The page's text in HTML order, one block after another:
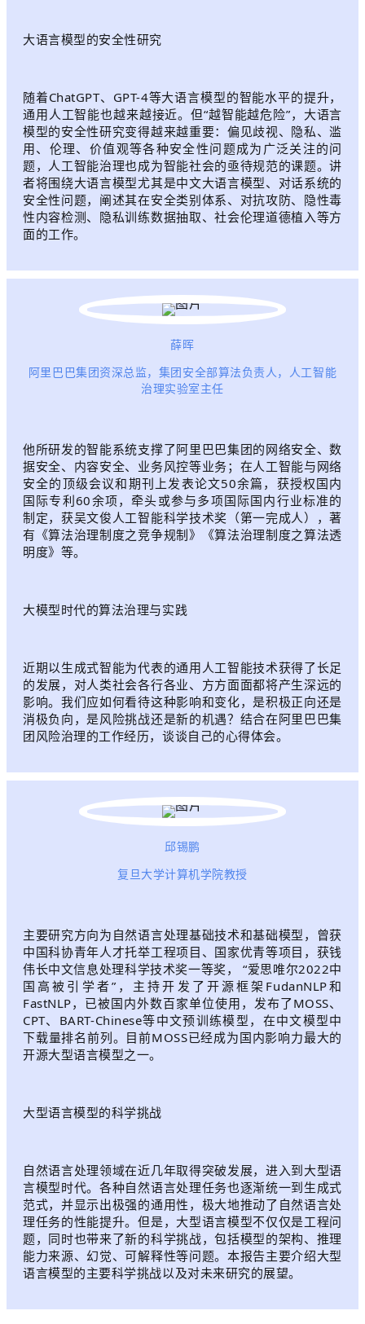
大语言模型的安全性研究
随着ChatGPT、GPT-4等大语言模型的智能水平的提升，
通用人工智能也越来越接近。但“越智能越危险”，大语言
模型的安全性研究变得越来越重要：偏见歧视、隐私、滥
用、伦理、价值观等各种安全性问题成为广泛关注的问
题，人工智能治理也成为智能社会的亟待规范的课题。讲
者将围绕大语言模型尤其是中文大语言模型、对话系统的
安全性问题，阐述其在安全类别体系、对抗攻防、隐性毒
性内容检测、隐私训练数据抽取、社会伦理道德植入等方
面的工作。
薛晖
阿里巴巴集团资深总监，集团安全部算法负责人，人工智能
治理实验室主任
他所研发的智能系统支撑了阿里巴巴集团的网络安全、数
据安全、内容安全、业务风控等业务；在人工智能与网络
安全的顶级会议和期刊上发表论文50余篇，获授权国内
国际专利60余项，牵头或参与多项国际国内行业标准的
制定，获吴文俊人工智能科学技术奖（第一完成人），著
有《算法治理制度之竞争规制》《算法治理制度之算法透
明度》等。
大模型时代的算法治理与实践
近期以生成式智能为代表的通用人工智能技术获得了长足
的发展，对人类社会各行各业、方方面面都将产生深远的
影响。我们应如何看待这种影响和变化，是积极正向还是
消极负向，是风险挑战还是新的机遇？结合在阿里巴巴集
团风险治理的工作经历，谈谈自己的心得体会。
邱锡鹏
复旦大学计算机学院教授
主要研究方向为自然语言处理基础技术和基础模型，曾获
中国科协青年人才托举工程项目、国家优青等项目，获钱
伟长中文信息处理科学技术奖一等奖， “爱思唯尔2022中
国高被引学者”，主持开发了开源框架FudanNLP和
FastNLP，已被国内外数百家单位使用，发布了MOSS、
CPT、BART-Chinese等中文预训练模型，在中文模型中
下载量排名前列。目前MOSS已经成为国内影响力最大的
开源大型语言模型之一。
大型语言模型的科学挑战
自然语言处理领域在近几年取得突破发展，进入到大型语
言模型时代。各种自然语言处理任务也逐渐统一到生成式
范式，并显示出极强的通用性，极大地推动了自然语言处
理任务的性能提升。但是，大型语言模型不仅仅是工程问
题，同时也带来了新的科学挑战，包括模型的架构、推理
能力来源、幻觉、可解释性等问题。本报告主要介绍大型
语言模型的主要科学挑战以及对未来研究的展望。